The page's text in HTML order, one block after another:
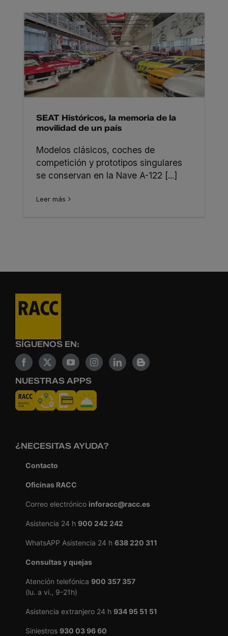
SEAT Históricos, la memoria de la
movilidad de un país
Modelos clásicos, coches de
competición y prototipos singulares
se conservan en la Nave A-122 [...]
Leer más
SÍGUENOS EN:
NUESTRAS APPS
¿NECESITAS AYUDA?
Contacto
Oficinas RACC
Correo electrónico inforacc@racc.es
Asistencia 24 h 900 242 242
WhatsAPP Asistencia 24 h 638 220 311
Consultas y quejas
Atención telefónica 900 357 357
(lu. a vi., 9-21h)
Asistencia extranjero 24 h 934 95 51 51
Siniestros 930 03 96 60